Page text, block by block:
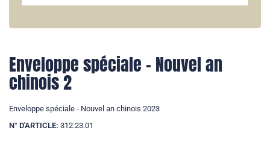
Enveloppe spéciale - Nouvel an
chinois 2
Enveloppe spéciale - Nouvel an chinois 2023
N° D'ARTICLE: 312.23.01